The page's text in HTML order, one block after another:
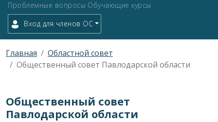
Проблемные вопросы Обучающие курсы
Вход для членов ОС
Главная
Областной совет
Общественный совет Павлодарской области
Общественный совет
Павлодарской области